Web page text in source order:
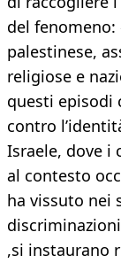
del
palestinese,
religiose e
questi episodi
contro
Israele, dove i
al contesto
ha vissuto nei
,si instaurano